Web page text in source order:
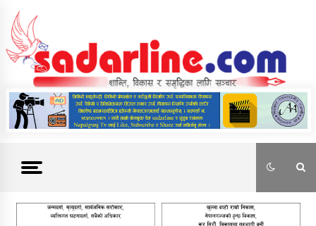
content
News For Nepal